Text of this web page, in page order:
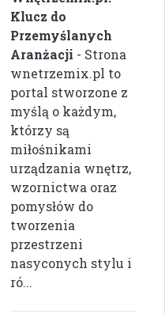
Klucz do
Przemyślanych
Aranżacji - Strona
wnetrzemix.pl to
portal stworzone z
myślą o każdym,
którzy są
miłośnikami
urządzania wnętrz,
wzornictwa oraz
pomysłów do
tworzenia
przestrzeni
nasyconych stylu i
ró...